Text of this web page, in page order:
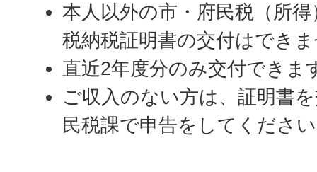
本人以外の市・府民税（所
税納税証明書の交付はでき
直近2年度分のみ交付できま
ご収入のない方は、証明書
民税課で申告をしてくださ